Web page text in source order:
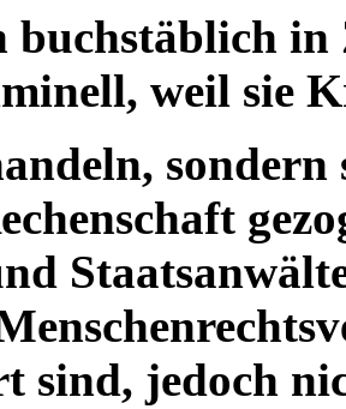
buchstäblich in
weil sie
sondern
sind, jedoch